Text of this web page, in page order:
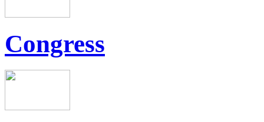
Congress